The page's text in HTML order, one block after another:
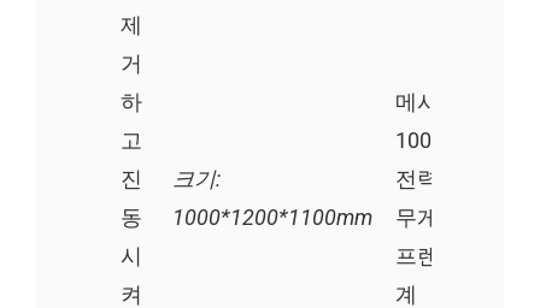
제
거
하
고
진
동
시
켜
크기:
1000*1200*1100mm
메시 벨트 너비:
1000mm
전력: 21kw
무게: 420kg
프렌치 프라이
계